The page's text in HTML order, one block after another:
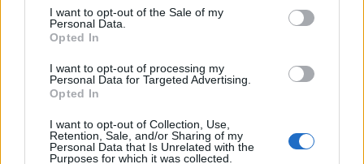
consent section.
I want to opt-out of the Sale of my
Personal Data.
Opted In
I want to opt-out of processing my
Personal Data for Targeted Advertising.
Opted In
I want to opt-out of Collection, Use,
Retention, Sale, and/or Sharing of my
Personal Data that Is Unrelated with the
Purposes for which it was collected.